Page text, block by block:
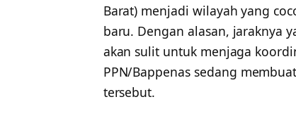
Barat) menjadi wilayah yang
baru. Dengan alasan, jaraknya
akan sulit untuk menjaga
PPN/Bappenas sedang
tersebut.